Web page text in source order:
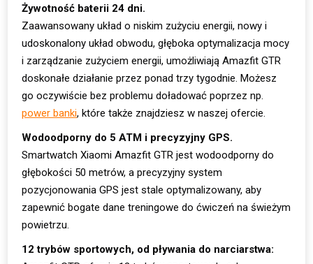
Żywotność baterii 24 dni.
Zaawansowany układ o niskim zużyciu energii, nowy i
udoskonalony układ obwodu, głęboka optymalizacja mocy
i zarządzanie zużyciem energii, umożliwiają Amazfit GTR
doskonałe działanie przez ponad trzy tygodnie. Możesz
go oczywiście bez problemu doładować poprzez np.
power banki, które także znajdziesz w naszej ofercie.
Wodoodporny do 5 ATM i precyzyjny GPS.
Smartwatch Xiaomi Amazfit GTR jest wodoodporny do
głębokości 50 metrów, a precyzyjny system
pozycjonowania GPS jest stale optymalizowany, aby
zapewnić bogate dane treningowe do ćwiczeń na świeżym
powietrzu.
12 trybów sportowych, od pływania do narciarstwa: